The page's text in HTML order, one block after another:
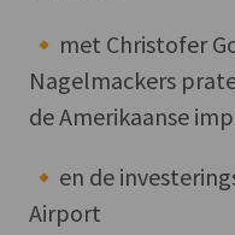
🔸met Christofer
Nagelmackers
de Amerikaanse
🔸en de
Airport